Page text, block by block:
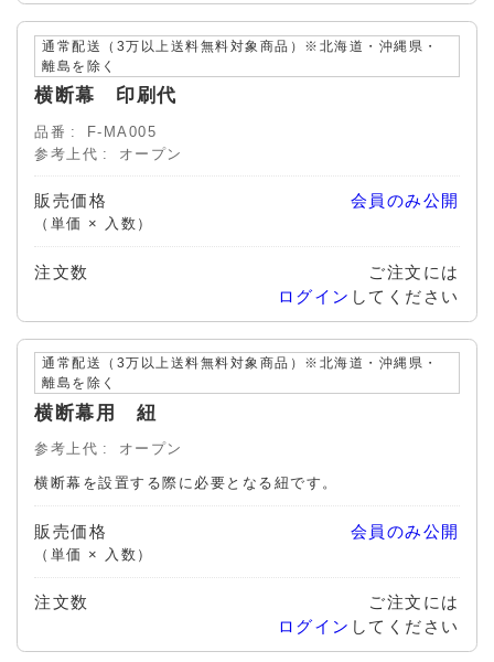
通常配送（3万以上送料無料対象商品）※北海道・沖縄県・
離島を除く
横断幕 印刷代
品番
F-MA005
参考上代
オープン
販売価格
（単価 × 入数）
会員のみ公開
注文数
ご注文には
ログイン してください
通常配送（3万以上送料無料対象商品）※北海道・沖縄県・
離島を除く
横断幕用 紐
参考上代 オープン
横断幕を設置する際に必要となる紐です。
販売価格
（単価 × 入数）
会員のみ公開
注文数
ご注文には
ログイン してください